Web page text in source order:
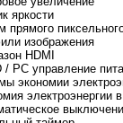
яркости
прямого
изображения
HDMI
/ PC управление
экономии
электроэнергии